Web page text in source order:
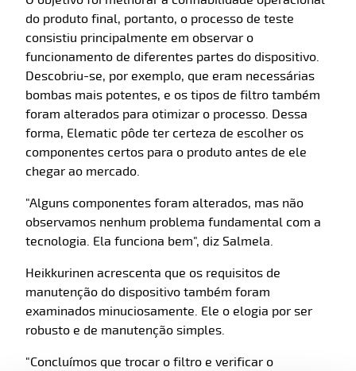
do produto final, portanto, o processo de teste
consistiu principalmente em observar o
funcionamento de diferentes partes do dispositivo.
Descobriu-se, por exemplo, que eram necessárias
bombas mais potentes, e os tipos de filtro também
foram alterados para otimizar o processo. Dessa
forma, Elematic pôde ter certeza de escolher os
componentes certos para o produto antes de ele
chegar ao mercado.
"Alguns componentes foram alterados, mas não
observamos nenhum problema fundamental com a
tecnologia. Ela funciona bem", diz Salmela.
Heikkurinen acrescenta que os requisitos de
manutenção do dispositivo também foram
examinados minuciosamente. Ele o elogia por ser
robusto e de manutenção simples.
"Concluímos que trocar o filtro e verificar o